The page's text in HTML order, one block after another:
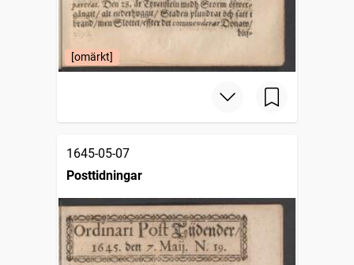
[omärkt]
1645-05-07
Posttidningar